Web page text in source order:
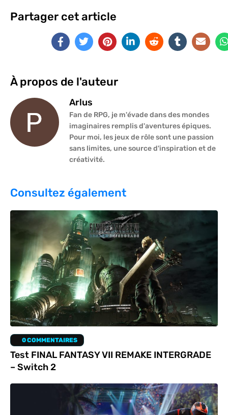
Partager cet article
À propos de l'auteur
Arlus
Fan de RPG, je m'évade dans des mondes
imaginaires remplis d'aventures épiques.
Pour moi, les jeux de rôle sont une passion
sans limites, une source d'inspiration et de
créativité.
Consultez également
0 COMMENTAIRES
Test FINAL FANTASY VII REMAKE INTERGRADE
– Switch 2